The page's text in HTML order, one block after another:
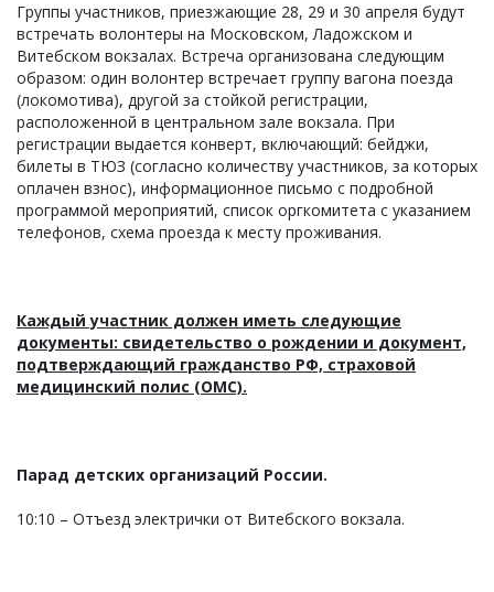
Группы участников, приезжающие 28, 29 и 30 апреля будут
встречать волонтеры на Московском, Ладожском и
Витебском вокзалах. Встреча организована следующим
образом: один волонтер встречает группу вагона поезда
(локомотива), другой за стойкой регистрации,
расположенной в центральном зале вокзала. При
регистрации выдается конверт, включающий: бейджи,
билеты в ТЮЗ (согласно количеству участников, за которых
оплачен взнос), информационное письмо с подробной
программой мероприятий, список оргкомитета с указанием
телефонов, схема проезда к месту проживания.
Каждый участник должен иметь следующие
документы: свидетельство о рождении и документ,
подтверждающий гражданство РФ, страховой
медицинский полис (ОМС).
Парад детских организаций России.
10:10 – Отъезд электрички от Витебского вокзала.